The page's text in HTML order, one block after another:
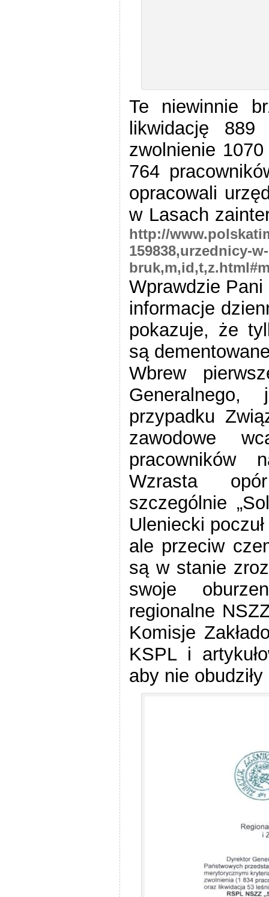
Te niewinnie
likwidację
zwolnienie
764
opracowali
w Lasach
http://
159838,urzednicy-
Wprawdzie Pani
informacje
pokazuje, że
są
Wbrew
przypadku
zawodowe
pracowników
Wzrasta
szczególnie
Uleniecki
ale przeciw
są w stanie
swoje
regionalne
Komisje
KSPL i
aby nie